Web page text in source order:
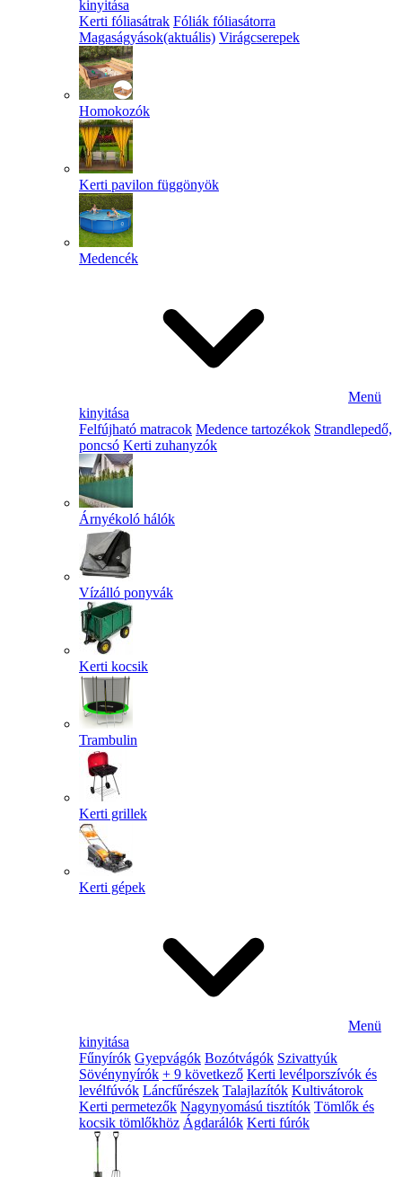
kinyitása
Kerti fóliasátrak Fóliák fóliasátorra
Magaságyások(aktuális) Virágcserepek
Homokozók
Kerti pavilon függönyök
Medencék
Menü
kinyitása
Felfújható matracok Medence tartozékok Strandlepedő,
poncsó Kerti zuhanyzók
Árnyékoló hálók
Vízálló ponyvák
Kerti kocsik
Trambulin
Kerti grillek
Kerti gépek
Menü
kinyitása
Fűnyírók Gyepvágók Bozótvágók Szivattyúk
Sövénynyírók + 9 következő Kerti levélporszívók és
levélfúvók Láncfűrészek Talajlazítók Kultivátorok
Kerti permetezők Nagynyomású tisztítók Tömlők és
kocsik tömlőkhöz Ágdarálók Kerti fúrók